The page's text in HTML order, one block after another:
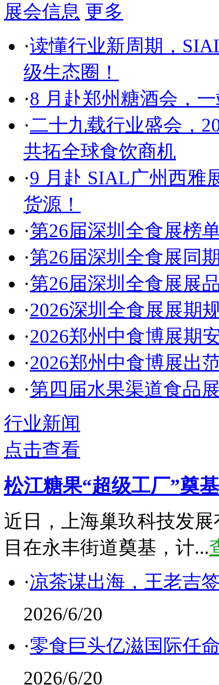
展会信息 更多
·读懂行业新周期，
级生态圈！
·8 月赴郑州糖酒会，
·二十九载行业盛会，
共拓全球食饮商机
·9 月赴 SIAL广州西雅
货源！
·第26届深圳全食展榜
·第26届深圳全食展同
·第26届深圳全食展展
·2026深圳全食展展期
·2026郑州中食博展期
·2026郑州中食博展出
·第四届水果渠道食品
行业新闻
点击查看
松江糖果“超级工厂”奠
近日，上海巢玖科技发
目在永丰街道奠基，计...
·凉茶谋出海，王老吉
2026/6/20
·零食巨头亿滋国际任
2026/6/20